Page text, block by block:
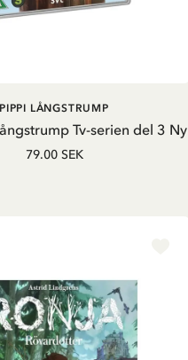
LÄGG I VARUKORG
Tv-serien del 3 Ny
PIPPI LÅNGSTRUMP
79.00 SEK